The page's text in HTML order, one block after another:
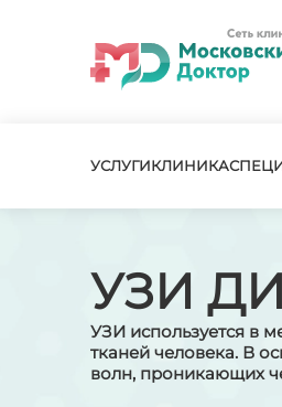
УСЛУГИКЛИНИКА
УЗИ
УЗИ используется в
тканей человека. В
волн, проникающих